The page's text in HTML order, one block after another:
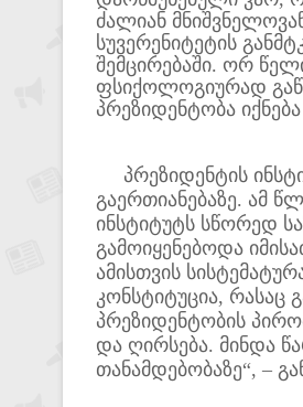
ძალიან
სუვერენიტეტის
შემცირებაში. ორ
ფსიქოლოგიურად
პრეზიდენტობა
პრეზიდენტის
გაერთიანებაზე. ამ
ინსტიტუტს სწორედ
გამოიყენებოდა
ამისთვის
კონსტიტუცია, რასაც
პრეზიდენტობის
და ღირსება. მინდა
თანამდებობაზე“, –